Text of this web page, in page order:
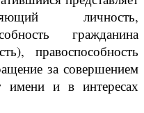
личность,
гражданина
правоспособность
за совершением
имени и в интересах